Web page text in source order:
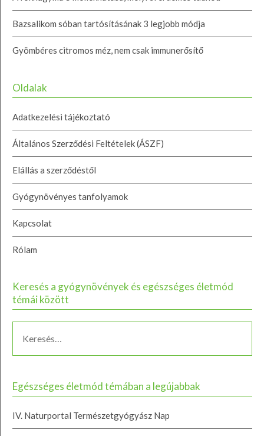
Bazsalikom sóban tartósításának 3 legjobb módja
Gyömbéres citromos méz, nem csak immunerősítő
Oldalak
Adatkezelési tájékoztató
Általános Szerződési Feltételek (ÁSZF)
Elállás a szerződéstől
Gyógynövényes tanfolyamok
Kapcsolat
Rólam
Keresés a gyógynövények és egészséges életmód
témái között
Egészséges életmód témában a legújabbak
IV. Naturportal Természetgyógyász Nap